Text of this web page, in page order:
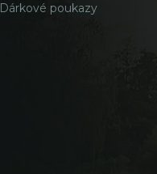
Dárkové poukazy